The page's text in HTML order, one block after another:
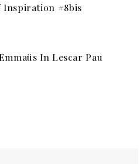
Inspiration #8bis
In Lescar Pau